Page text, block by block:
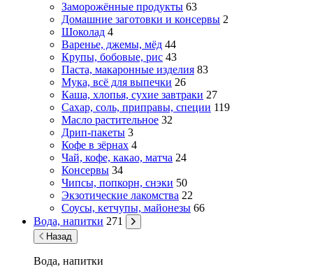
Заморожённые продукты 63
Домашние заготовки и консервы 2
Шоколад 4
Варенье, джемы, мёд 44
Крупы, бобовые, рис 43
Паста, макаронные изделия 83
Мука, всё для выпечки 26
Каша, хлопья, сухие завтраки 27
Сахар, соль, приправы, специи 119
Масло растительное 32
Дрип-пакеты 3
Кофе в зёрнах 4
Чай, кофе, какао, матча 24
Консервы 34
Чипсы, попкорн, снэки 50
Экзотические лакомства 22
Соусы, кетчупы, майонезы 66
Вода, напитки 271
Назад
Вода, напитки